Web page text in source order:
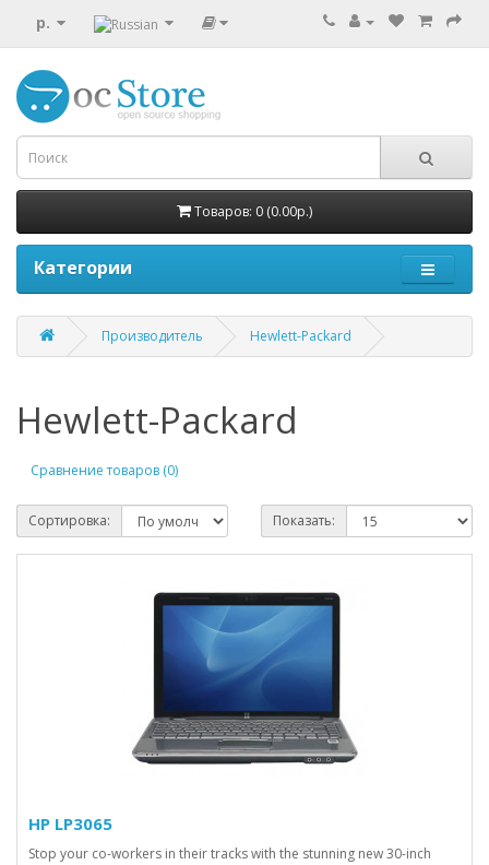
р.
Товаров: 0 (0.00р.)
Категории
Производитель Hewlett-Packard
Hewlett-Packard
Сравнение товаров (0)
Сортировка: Показать:
HP LP3065
Stop your co-workers in their tracks with the stunning new 30-inch